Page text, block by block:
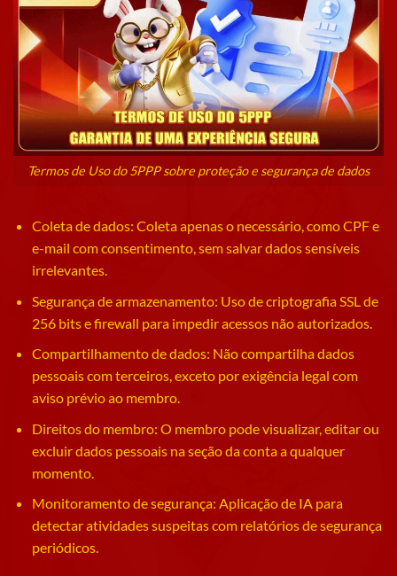
Termos de Uso do 5PPP sobre proteção e segurança de dados
Coleta de dados: Coleta apenas o necessário, como CPF e
e-mail com consentimento, sem salvar dados sensíveis
irrelevantes.
Segurança de armazenamento: Uso de criptografia SSL de
256 bits e firewall para impedir acessos não autorizados.
Compartilhamento de dados: Não compartilha dados
pessoais com terceiros, exceto por exigência legal com
aviso prévio ao membro.
Direitos do membro: O membro pode visualizar, editar ou
excluir dados pessoais na seção da conta a qualquer
momento.
Monitoramento de segurança: Aplicação de IA para
detectar atividades suspeitas com relatórios de segurança
periódicos.